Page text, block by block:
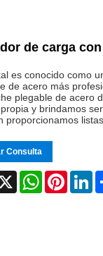
de carga
es conocido como
de acero más
plegable de acero
y brindamos
proporcionamos
Consulta
X WhatsApp